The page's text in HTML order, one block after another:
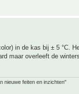
in de kas bij ± 5 °C.
maar overleeft de winters
nieuwe feiten en inzichten"